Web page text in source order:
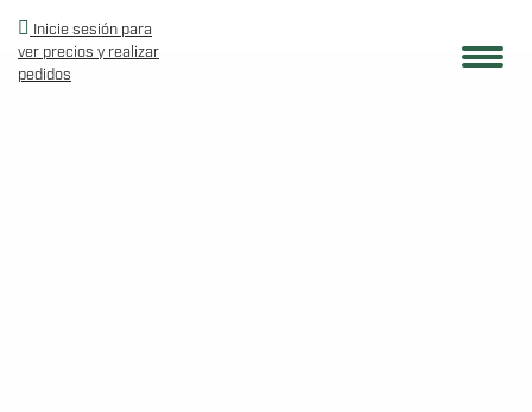
Inicie sesión para
ver precios y realizar
pedidos